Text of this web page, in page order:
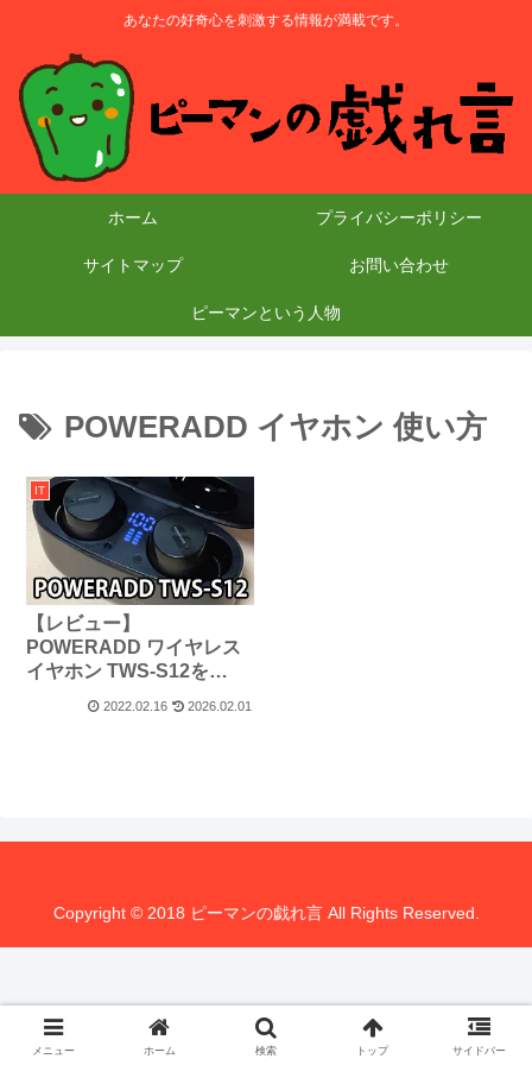
あなたの好奇心を刺激する情報が満載です。
ホーム プライバシーポリシー
サイトマップ お問い合わせ
ピーマンという人物
POWERADD イヤホン 使い方
IT
【レビュー】
POWERADD ワイヤレス
イヤホン TWS-S12を
2022.02.16 2026.02.01
Copyright © 2018 ピーマンの戯れ言 All Rights Reserved.
メニュー ホーム 検索 トップ サイドバー